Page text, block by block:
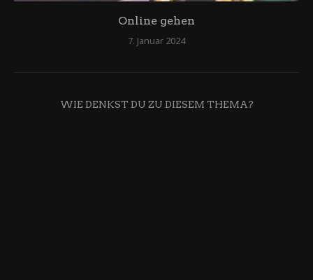
Online gehen
7. Januar 2024
WIE DENKST DU ZU DIESEM THEMA?